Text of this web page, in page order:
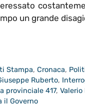
un grande
Stampa,Cronaca,
Ruberto,
provinciale 417, Valerio
il Governo